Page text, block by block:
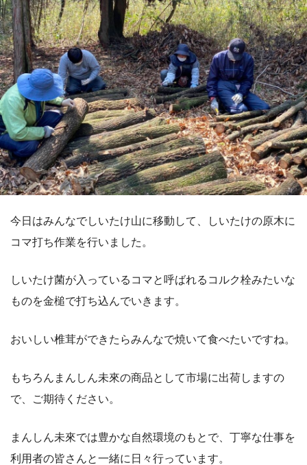
今日はみんなでしいたけ山に移動して、しいたけの原木に
コマ打ち作業を行いました。
しいたけ菌が入っているコマと呼ばれるコルク栓みたいな
ものを金槌で打ち込んでいきます。
おいしい椎茸ができたらみんなで焼いて食べたいですね。
もちろんまんしん未來の商品として市場に出荷しますの
で、ご期待ください。
まんしん未來では豊かな自然環境のもとで、丁寧な仕事を
利用者の皆さんと一緒に日々行っています。